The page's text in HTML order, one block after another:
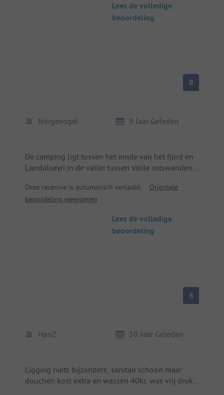
maar sportwinkel met fietsen aanwezig. Ook een
restaurant op de camping. De camping wordt sterk
Lees de volledige
beoordeling
8
Norgevogel 9 Jaar Geleden
De camping ligt tussen het einde van het fjord en
Lærdalsøyri in de vallei tussen steile rotswanden.
vlakke grasplaatsen met elektriciteit. Goede plek
om te overnachten, goed om te fietsen en te
dorp. Zalmmuseum in de buurt.
Vaak behoorlijk vol in het seizoen. Luidruchtige
Deze recensie is automatisch vertaald.
Originele
beoordeling weergeven
Lees de volledige
beoordeling
6
HanZ 10 Jaar Geleden
Ligging niets bijzonders, sanitair schoon maar
douchen kost extra en wassen 40kr, was vrij druk,